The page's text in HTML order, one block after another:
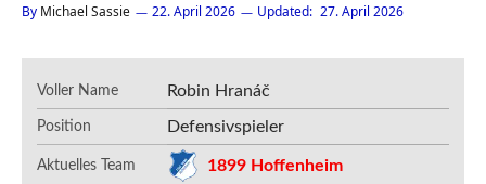
By Michael Sassie 22. April 2026 Updated: 27. April 2026
Voller Name Robin Hranáč
Position Defensivspieler
Aktuelles Team 1899 Hoffenheim